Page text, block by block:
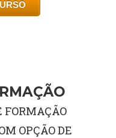
FORMAÇÃO
OPÇÃO DE